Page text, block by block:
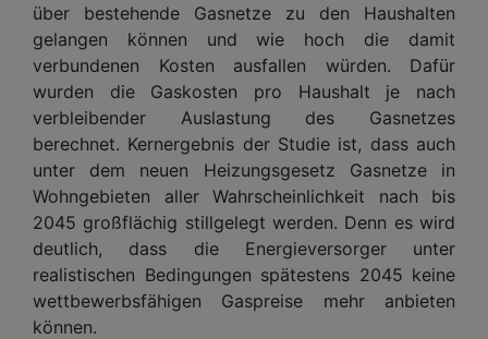
über bestehende Gasnetze zu den Haushalten
gelangen können und wie hoch die damit
verbundenen Kosten ausfallen würden. Dafür
wurden die Gaskosten pro Haushalt je nach
verbleibender Auslastung des Gasnetzes
berechnet. Kernergebnis der Studie ist, dass auch
unter dem neuen Heizungsgesetz Gasnetze in
Wohngebieten aller Wahrscheinlichkeit nach bis
2045 großflächig stillgelegt werden. Denn es wird
deutlich, dass die Energieversorger unter
realistischen Bedingungen spätestens 2045 keine
wettbewerbsfähigen Gaspreise mehr anbieten
können.